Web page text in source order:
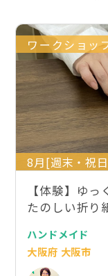
ワークショッ
8月[週末・祝
【体験】ゆ
たのしい折り
ハンドメイド
大阪府 大阪市